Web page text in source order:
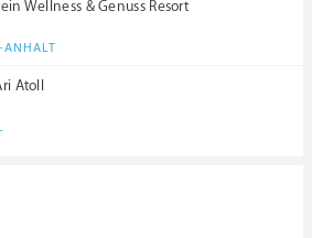
Wellness & Genuss Resort
ANHALT
Atoll